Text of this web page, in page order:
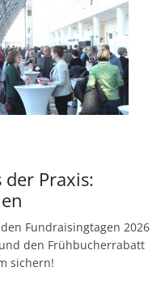
der Praxis:
Fundraisingtagen 2026
den Frühbucherrabatt
sichern!